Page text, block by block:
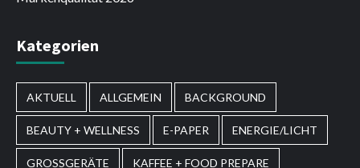
Kategorien
AKTUELL ALLGEMEIN BACKGROUND
BEAUTY + WELLNESS E-PAPER ENERGIE/LICHT
GROSSGERÄTE KAFFEE + FOOD PREPARE